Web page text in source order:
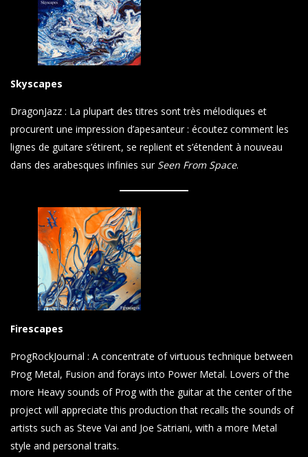
Skyscapes
DragonJazz : La plupart des titres sont très mélodiques et
procurent une impression d’apesanteur : écoutez comment les
lignes de guitare s’étirent, se replient et s’étendent à nouveau
dans des arabesques infinies sur Seen From Space.
Firescapes
ProgRockJournal : A concentrate of virtuous technique between
Prog Metal, Fusion and forays into Power Metal. Lovers of the
more Heavy sounds of Prog with the guitar at the center of the
project will appreciate this production that recalls the sounds of
artists such as Steve Vai and Joe Satriani, with a more Metal
style and personal traits.